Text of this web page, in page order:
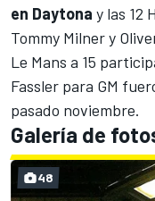
en Daytona y las 12
Tommy Milner y
Le Mans a 15
Fassler para GM
pasado noviembre.
Galería de
48